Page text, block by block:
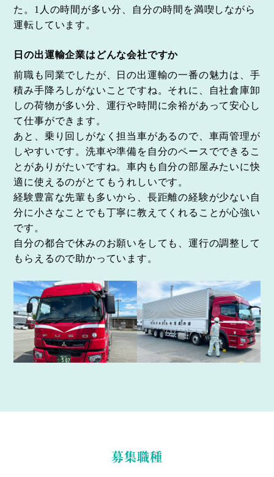
た。1人の時間が多い分、自分の時間を満喫しながら
運転しています。
日の出運輸企業はどんな会社ですか
前職も同業でしたが、日の出運輸の一番の魅力は、手
積み手降ろしがないことですね。それに、自社倉庫卸
しの荷物が多い分、運行や時間に余裕があって安心し
て仕事ができます。
あと、乗り回しがなく担当車があるので、車両管理が
しやすいです。洗車や準備を自分のペースでできるこ
とがありがたいですね。車内も自分の部屋みたいに快
適に使えるのがとてもうれしいです。
経験豊富な先輩も多いから、長距離の経験が少ない自
分に小さなことでも丁寧に教えてくれることが心強い
です。
自分の都合で休みのお願いをしても、運行の調整して
もらえるので助かっています。
募集職種